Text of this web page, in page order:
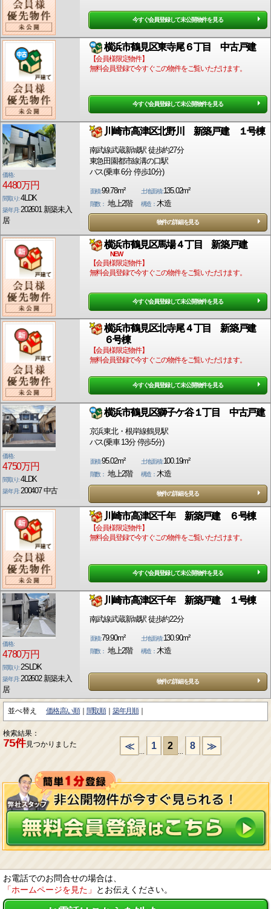
今すぐ会員登録して未公開物件を見る
横浜市鶴見区東寺尾６丁目 中古戸建
【会員様限定物件】
無料会員登録で今すぐこの物件をご覧いただけます。
今すぐ会員登録して未公開物件を見る
価格:
4480万円
間取り:4LDK
築年月: 202601 新築未入
居
川崎市高津区北野川 新築戸建 １号棟
南武線武蔵新城駅 徒歩約27分
東急田園都市線溝の口駅
バス(乗車 6分 停歩10分)
面積:99.78m² 土地面積:135.02m²
階数： 地上2階 構造： 木造
物件の詳細を見る
横浜市鶴見区馬場４丁目 新築戸建
NEW
【会員様限定物件】
無料会員登録で今すぐこの物件をご覧いただけます。
今すぐ会員登録して未公開物件を見る
横浜市鶴見区北寺尾４丁目 新築戸建
６号棟
【会員様限定物件】
無料会員登録で今すぐこの物件をご覧いただけます。
今すぐ会員登録して未公開物件を見る
価格:
4750万円
間取り:4LDK
築年月:200407 中古
横浜市鶴見区獅子ケ谷１丁目 中古戸建
京浜東北・根岸線鶴見駅
バス(乗車 13分 停歩5分)
面積:95.02m² 土地面積:100.19m²
階数： 地上2階 構造： 木造
物件の詳細を見る
川崎市高津区千年 新築戸建 ６号棟
【会員様限定物件】
無料会員登録で今すぐこの物件をご覧いただけます。
今すぐ会員登録して未公開物件を見る
価格:
4780万円
間取り: 2SLDK
築年月: 202602 新築未入
居
川崎市高津区千年 新築戸建 １号棟
南武線武蔵新城駅 徒歩約22分
面積:79.90m² 土地面積:130.90m²
階数： 地上2階 構造： 木造
物件の詳細を見る
並べ替え 価格:高い順 間取順 築年月順
検索結果：
75件見つかりました ≪ ...
1 2
...
8 ≫
お電話でのお問合せの場合は、
「ホームページを見た」
とお伝えください。